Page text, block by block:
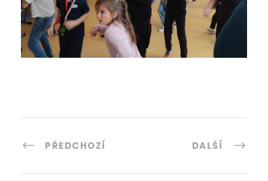
PŘEDCHOZÍ DALŠÍ